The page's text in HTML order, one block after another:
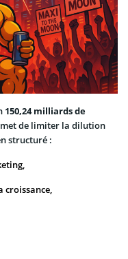
150,24 milliards de
de limiter la dilution
structuré :
croissance,